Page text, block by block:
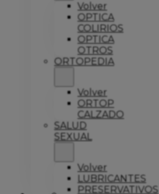
Volver
OPTICA
COLIRIOS
OPTICA
OTROS
ORTOPEDIA
Volver
ORTOP
CALZADO
SALUD
SEXUAL
Volver
LUBRICANTES
PRESERVATIVOS